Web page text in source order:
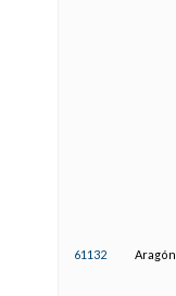
61132 Aragón